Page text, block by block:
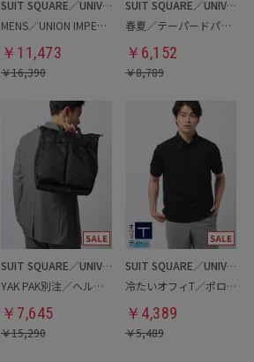
SUIT SQUARE／UNIVERSAL LANGUAGE
MENS／UNION IMPERIAL監修／コインローファー
￥ 11,473
￥16,390
SUIT SQUARE／UNIVERSAL LANGUAGE
春夏／テーパードパンツ
￥ 6,152
￥8,789
SUIT SQUARE／UNIVERSAL LANGUAGE
YAK PAK別注／ヘルメットバッグ
￥ 7,645
￥15,290
SUIT SQUARE／UNIVERSAL LANGUAGE
冷たいオフィT／ポロシャツ
￥ 4,389
￥5,489